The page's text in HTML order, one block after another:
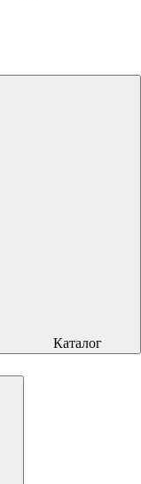
Каталог